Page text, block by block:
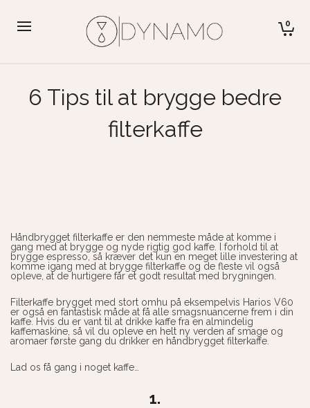
0
6 Tips til at brygge bedre
filterkaffe
Håndbrygget filterkaffe er den nemmeste måde at komme i
gang med at brygge og nyde rigtig god kaffe. I forhold til at
brygge espresso, så kræver det kun en meget lille investering at
komme igang med at brygge filterkaffe og de fleste vil også
opleve, at de hurtigere får et godt resultat med brygningen.
Filterkaffe brygget med stort omhu på eksempelvis Harios V60
er også en fantastisk måde at få alle smagsnuancerne frem i din
kaffe. Hvis du er vant til at drikke kaffe fra en almindelig
kaffemaskine, så vil du opleve en helt ny verden af smage og
aromaer første gang du drikker en håndbrygget filterkaffe.
Lad os få gang i noget kaffe…
1.